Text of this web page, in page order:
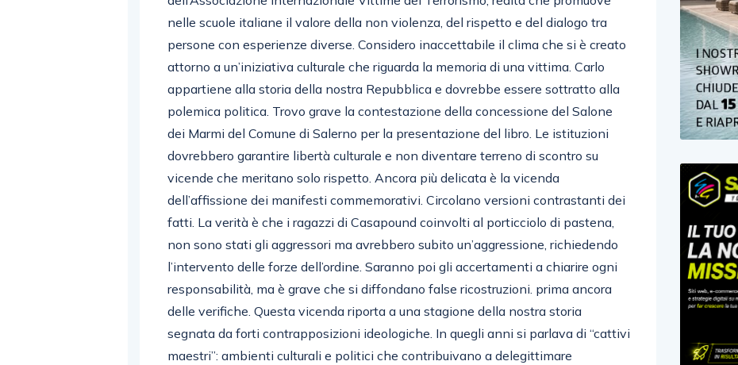
nelle scuole italiane il valore della non violenza, del rispetto e del dialogo tra
persone con esperienze diverse. Considero inaccettabile il clima che si è creato
attorno a un’iniziativa culturale che riguarda la memoria di una vittima. Carlo
appartiene alla storia della nostra Repubblica e dovrebbe essere sottratto alla
polemica politica. Trovo grave la contestazione della concessione del Salone
dei Marmi del Comune di Salerno per la presentazione del libro. Le istituzioni
dovrebbero garantire libertà culturale e non diventare terreno di scontro su
vicende che meritano solo rispetto. Ancora più delicata è la vicenda
dell’affissione dei manifesti commemorativi. Circolano versioni contrastanti dei
fatti. La verità è che i ragazzi di Casapound coinvolti al porticciolo di pastena,
non sono stati gli aggressori ma avrebbero subito un’aggressione, richiedendo
l’intervento delle forze dell’ordine. Saranno poi gli accertamenti a chiarire ogni
responsabilità, ma è grave che si diffondano false ricostruzioni. prima ancora
delle verifiche. Questa vicenda riporta a una stagione della nostra storia
segnata da forti contrapposizioni ideologiche. In quegli anni si parlava di “cattivi
maestri”: ambienti culturali e politici che contribuivano a delegittimare